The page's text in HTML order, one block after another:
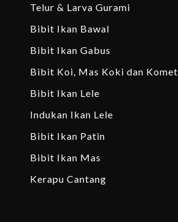
Telur & Larva Gurami
Bibit Ikan Bawal
Bibit Ikan Gabus
Bibit Koi, Mas Koki dan Komet
Bibit Ikan Lele
Indukan Ikan Lele
Bibit Ikan Patin
Bibit Ikan Mas
Kerapu Cantang